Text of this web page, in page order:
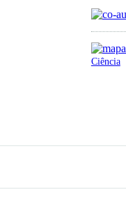
Ciência